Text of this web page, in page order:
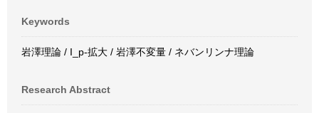
Keywords
岩澤理論 / I_p-拡大 / 岩澤不変量 / ネバンリンナ理論
Research Abstract